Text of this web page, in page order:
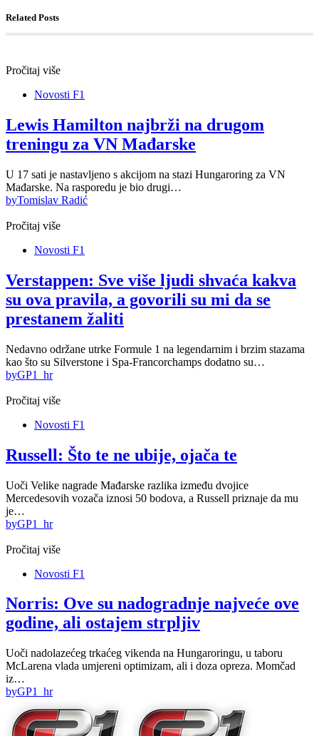
Related Posts
Pročitaj više
Novosti F1
Lewis Hamilton najbrži na drugom
treningu za VN Mađarske
U 17 sati je nastavljeno s akcijom na stazi Hungaroring za VN
Mađarske. Na rasporedu je bio drugi…
byTomislav Radić
Pročitaj više
Novosti F1
Verstappen: Sve više ljudi shvaća kakva
su ova pravila, a govorili su mi da se
prestanem žaliti
Nedavno održane utrke Formule 1 na legendarnim i brzim stazama
kao što su Silverstone i Spa-Francorchamps dodatno su…
byGP1_hr
Pročitaj više
Novosti F1
Russell: Što te ne ubije, ojača te
Uoči Velike nagrade Mađarske razlika između dvojice
Mercedesovih vozača iznosi 50 bodova, a Russell priznaje da mu
je…
byGP1_hr
Pročitaj više
Novosti F1
Norris: Ove su nadogradnje najveće ove
godine, ali ostajem strpljiv
Uoči nadolazećeg trkaćeg vikenda na Hungaroringu, u taboru
McLarena vlada umjereni optimizam, ali i doza opreza. Momčad
iz…
byGP1_hr